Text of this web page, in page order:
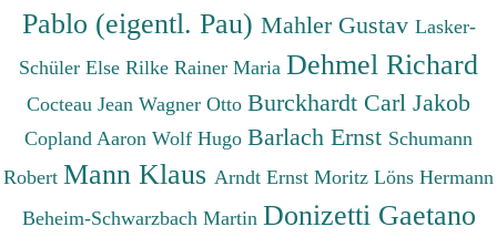
Pablo (eigentl. Pau) Mahler Gustav Lasker-
Schüler Else Rilke Rainer Maria Dehmel Richard
Cocteau Jean Wagner Otto Burckhardt Carl Jakob
Copland Aaron Wolf Hugo Barlach Ernst Schumann
Robert Mann Klaus Arndt Ernst Moritz Löns Hermann
Beheim-Schwarzbach Martin Donizetti Gaetano